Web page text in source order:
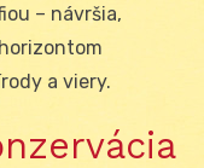
– návršia,
a viery.